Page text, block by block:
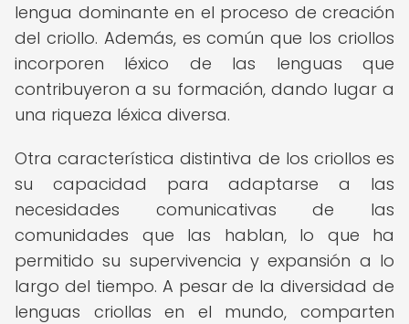
lengua dominante en el proceso de creación
del criollo. Además, es común que los criollos
incorporen léxico de las lenguas que
contribuyeron a su formación, dando lugar a
una riqueza léxica diversa.
Otra característica distintiva de los criollos es
su capacidad para adaptarse a las
necesidades comunicativas de las
comunidades que las hablan, lo que ha
permitido su supervivencia y expansión a lo
largo del tiempo. A pesar de la diversidad de
lenguas criollas en el mundo, comparten